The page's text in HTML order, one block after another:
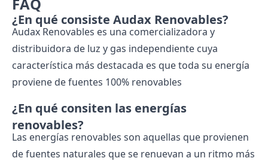
¿En qué consiste Audax Renovables?
Audax Renovables es una comercializadora y
distribuidora de luz y gas independiente cuya
característica más destacada es que toda su energía
proviene de fuentes 100% renovables
¿En qué consiten las energías
renovables?
Las energías renovables son aquellas que provienen
de fuentes naturales que se renuevan a un ritmo más